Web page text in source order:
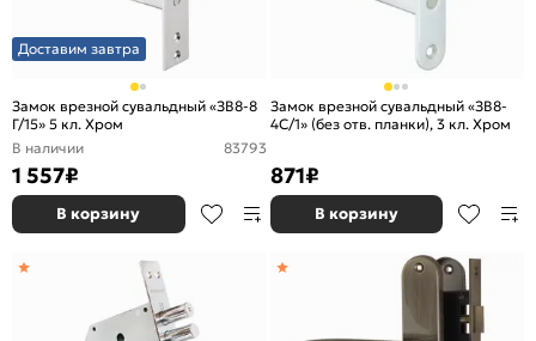
Доставим завтра
Замок врезной сувальдный «ЗВ8-8
Г/15» 5 кл. Хром
В наличии
83793
1 557₽
В корзину
Замок врезной сувальдный «ЗВ8-
4С/1» (без отв. планки), 3 кл. Хром
871₽
В корзину